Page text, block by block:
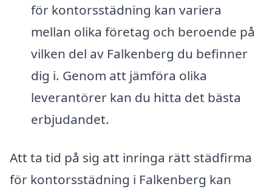
för kontorsstädning kan variera
mellan olika företag och beroende på
vilken del av Falkenberg du befinner
dig i. Genom att jämföra olika
leverantörer kan du hitta det bästa
erbjudandet.
Att ta tid på sig att inringa rätt städfirma
för kontorsstädning i Falkenberg kan